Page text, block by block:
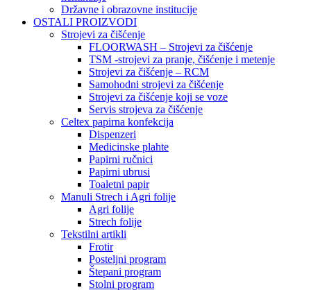
Državne i obrazovne institucije
OSTALI PROIZVODI
Strojevi za čišćenje
FLOORWASH – Strojevi za čišćenje
TSM -strojevi za pranje, čišćenje i metenje
Strojevi za čišćenje – RCM
Samohodni strojevi za čišćenje
Strojevi za čišćenje koji se voze
Servis strojeva za čišćenje
Celtex papirna konfekcija
Dispenzeri
Medicinske plahte
Papirni ručnici
Papirni ubrusi
Toaletni papir
Manuli Strech i Agri folije
Agri folije
Strech folije
Tekstilni artikli
Frotir
Posteljni program
Štepani program
Stolni program